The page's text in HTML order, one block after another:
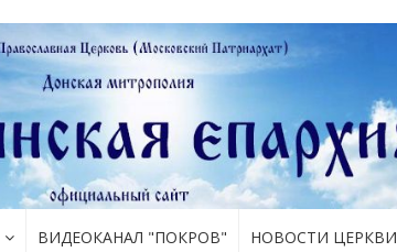
ВИДЕОКАНАЛ "ПОКРОВ" НОВОСТИ ЦЕРКВИ